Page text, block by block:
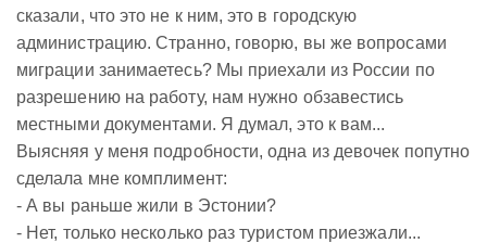
сказали, что это не к ним, это в городскую
администрацию. Странно, говорю, вы же вопросами
миграции занимаетесь? Мы приехали из России по
разрешению на работу, нам нужно обзавестись
местными документами. Я думал, это к вам...
Выясняя у меня подробности, одна из девочек попутно
сделала мне комплимент:
- А вы раньше жили в Эстонии?
- Нет, только несколько раз туристом приезжали...